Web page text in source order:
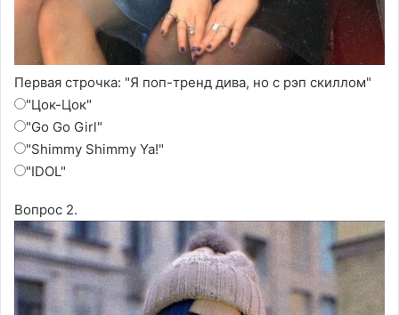
Первая строчка: "Я поп-тренд дива, но с рэп скиллом"
"Цок-Цок"
"Go Go Girl"
"Shimmy Shimmy Ya!"
"IDOL"
Вопрос 2.